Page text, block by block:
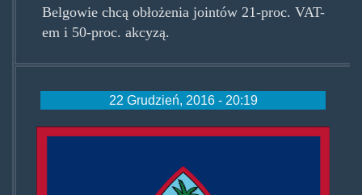
Belgowie chcą obłożenia jointów 21-proc. VAT-
em i 50-proc. akcyzą.
22 Grudzień, 2016 - 20:19
guamflag.png